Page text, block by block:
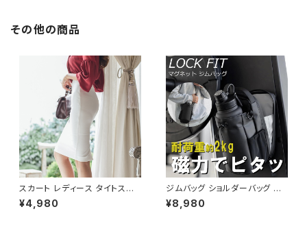
冬 着痩せ効果 きちんと見え カ
その他の商品
スカート レディース タイトスカ
ート ミディアム ペンシルスカー
ト スリット 白 ホワイト ハイウエ
¥4,980
ジムバッグ ショルダーバッグ ボ
ディバッグ マグネット メンズ レ
ディース バッグ ボトルホルダー
¥8,980